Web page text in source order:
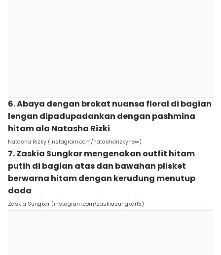
6. Abaya dengan brokat nuansa floral di bagian
lengan dipadupadankan dengan pashmina
hitam ala Natasha Rizki
Natasha Rizky (instagram.com/natasharizkynew)
7. Zaskia Sungkar mengenakan outfit hitam
putih di bagian atas dan bawahan plisket
berwarna hitam dengan kerudung menutup
dada
Zaskia Sungkar (instagram.com/zaskiasungkar15)